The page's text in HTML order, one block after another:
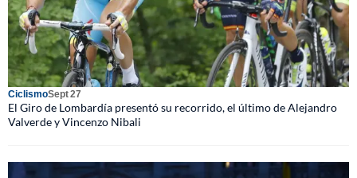
CiclismoSept 27
El Giro de Lombardía presentó su recorrido, el último de Alejandro
Valverde y Vincenzo Nibali